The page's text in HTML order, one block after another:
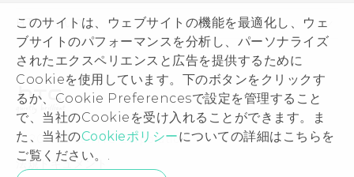
このサイトは、ウェブサイトの機能を最適化し、ウェ
ブサイトのパフォーマンスを分析し、パーソナライズ
されたエクスペリエンスと広告を提供するために
Cookieを使用しています。下のボタンをクリックす
るか、Cookie Preferencesで設定を管理すること
で、当社のCookieを受け入れることができます。ま
た、当社のCookieポリシーについての詳細はこちらを
ご覧ください。.
HTC Research
サポートセンター
発送状況
サポート
保証規定
HTCについて
ESG
製品のセキュリティ
プライバシー ポリシー
プレスリリース
採用情報
Security and Privacy Whitepaper
© 2011-2026 HTC Corporation
法規ドキュメント